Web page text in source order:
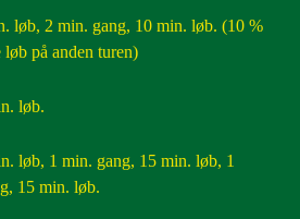
2 min. gang, 10 min. løb. (10 %
løb på anden turen)
løb.
løb, 1 min. gang, 15 min. løb, 1
15 min. løb.